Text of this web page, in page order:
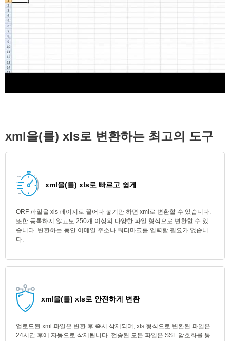
xml을(를) xls로 변환하는 최고의 도구
xml을(를) xls로 빠르고 쉽게
ORF 파일을 xls 페이지로 끌어다 놓기만 하면 xml로 변환할 수 있습니다.
또한 등록하지 않고도 250개 이상의 다양한 파일 형식으로 변환할 수 있
습니다. 변환하는 동안 이메일 주소나 워터마크를 입력할 필요가 없습니
다.
xml을(를) xls로 안전하게 변환
업로드된 xml 파일은 변환 후 즉시 삭제되며, xls 형식으로 변환된 파일은
24시간 후에 자동으로 삭제됩니다. 전송된 모든 파일은 SSL 암호화를 통